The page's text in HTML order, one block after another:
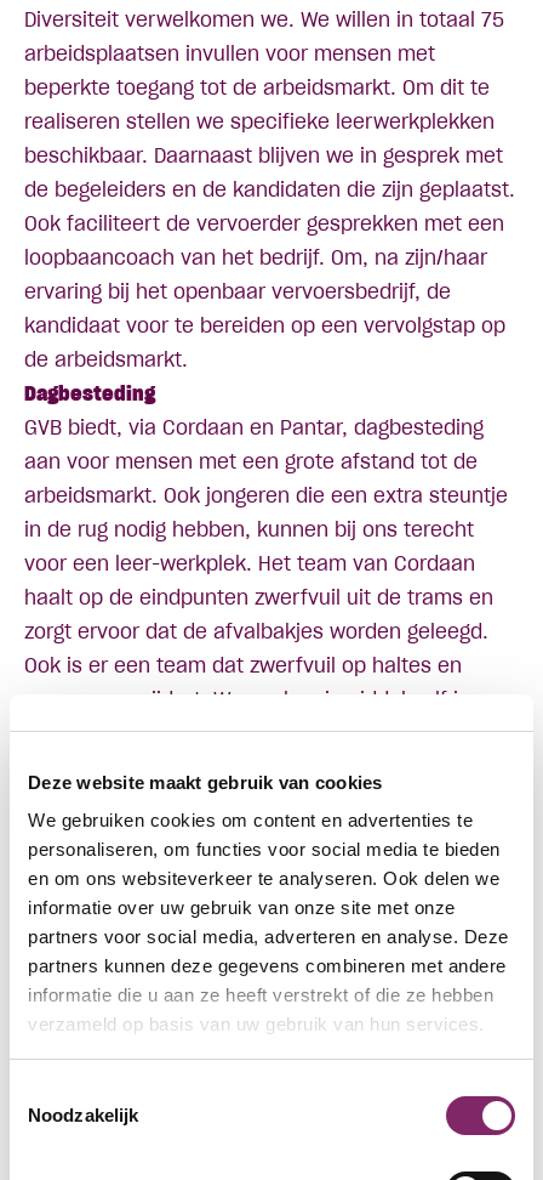
Deze website maakt gebruik van cookies
We gebruiken cookies om content en advertenties te
personaliseren, om functies voor social media te bieden
en om ons websiteverkeer te analyseren. Ook delen we
informatie over uw gebruik van onze site met onze
partners voor social media, adverteren en analyse. Deze
partners kunnen deze gegevens combineren met andere
informatie die u aan ze heeft verstrekt of die ze hebben
verzameld op basis van uw gebruik van hun services.
Noodzakelijk
Diversiteit verwelkomen we. We willen in totaal 75
arbeidsplaatsen invullen voor mensen met
beperkte toegang tot de arbeidsmarkt. Om dit te
realiseren stellen we specifieke leerwerkplekken
beschikbaar. Daarnaast blijven we in gesprek met
de begeleiders en de kandidaten die zijn geplaatst.
Ook faciliteert de vervoerder gesprekken met een
loopbaancoach van het bedrijf. Om, na zijn/haar
ervaring bij het openbaar vervoersbedrijf, de
kandidaat voor te bereiden op een vervolgstap op
de arbeidsmarkt.
Dagbesteding
GVB biedt, via Cordaan en Pantar, dagbesteding
aan voor mensen met een grote afstand tot de
arbeidsmarkt. Ook jongeren die een extra steuntje
in de rug nodig hebben, kunnen bij ons terecht
voor een leer-werkplek. Het team van Cordaan
haalt op de eindpunten zwerfvuil uit de trams en
zorgt ervoor dat de afvalbakjes worden geleegd.
Ook is er een team dat zwerfvuil op haltes en
perrons verwijdert. We werken inmiddels elf jaar
samen met Cordaan. Medewerkers van Pantar
Wat zou GVB willen delen met andere partners?
Wij delen graag onze ervaringen rondom de
invulling van Participatiebanen. Ten aanzien van
met name doorstroomplekken blijven we graag in
gesprek met de andere partners van de Sociaal
Werkkoepel Amsterdam.
Wat inspireert u aan sociaal werk?
Door mensen met een afstand tot de arbeidsmarkt
benut worden. Daarnaast helpt het GVB in haar
geïnspireerd worden en meer betrokken zijn bij hun